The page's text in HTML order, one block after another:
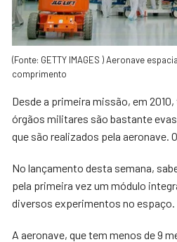
(Fonte: GETTY IMAGES ) Aeronave
comprimento
Desde a primeira missão, em
órgãos militares são bastante
que são realizados pela aeronave.
No lançamento desta semana,
pela primeira vez um módulo
diversos experimentos no espaço.
A aeronave, que tem menos de 9